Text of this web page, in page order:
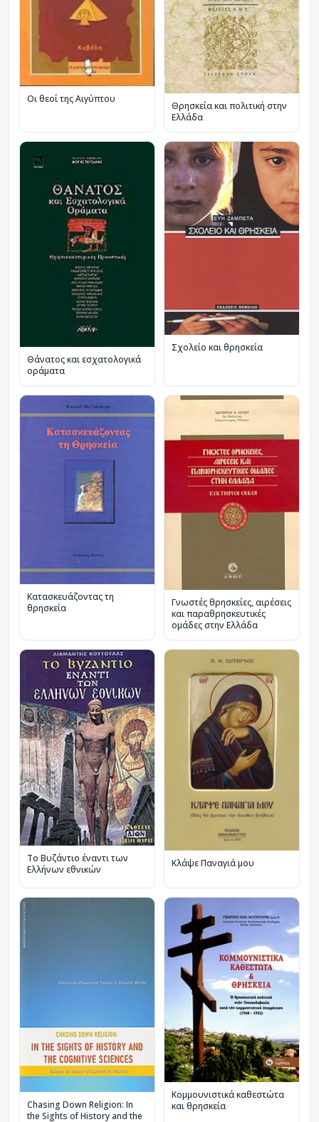
Οι θεοί της Αιγύπτου
Θρησκεία και πολιτική στην
Ελλάδα
Θάνατος και εσχατολογικά
οράματα
Σχολείο και θρησκεία
Κατασκευάζοντας τη
θρησκεία
Γνωστές θρησκείες, αιρέσεις
και παραθρησκευτικές
ομάδες στην Ελλάδα
Το Βυζάντιο έναντι των
Ελλήνων εθνικών
Κλάψε Παναγιά μου
Chasing Down Religion: In
the Sights of History and the
Κομμουνιστικά καθεστώτα
και θρησκεία